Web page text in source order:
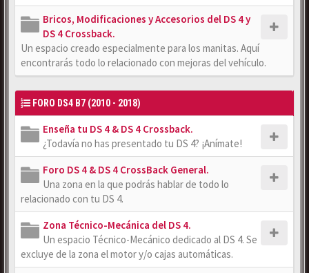
Bricos, Modificaciones y Accesorios del DS 4 y
DS 4 Crossback.
Un espacio creado especialmente para los manitas. Aquí
encontrarás todo lo relacionado con mejoras del vehículo.
FORO DS4 B7 (2010 - 2018)
Enseña tu DS 4 & DS 4 Crossback.
¿Todavía no has presentado tu DS 4? ¡Anímate!
Foro DS 4 & DS 4 CrossBack General.
Una zona en la que podrás hablar de todo lo
relacionado con tu DS 4.
Zona Técnico-Mecánica del DS 4.
Un espacio Técnico-Mecánico dedicado al DS 4. Se
excluye de la zona el motor y/o cajas automáticas.